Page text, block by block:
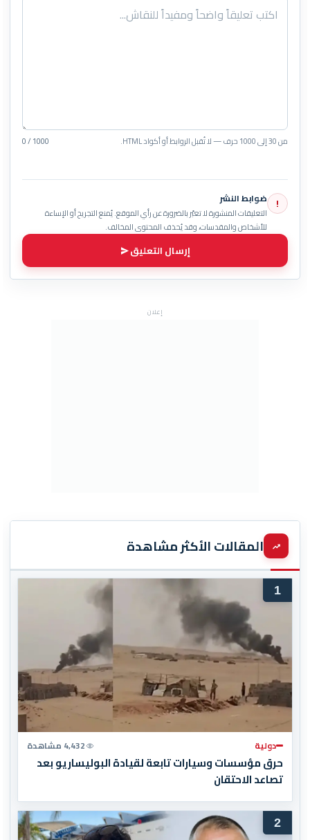
من 30 إلى 1000 حرف — لا تُقبل الروابط أو أكواد HTML. 0 / 1000
! ضوابط النشر
التعليقات المنشورة لا تعبّر بالضرورة عن رأي الموقع. يُمنع التجريح أو الإساءة
للأشخاص والمقدسات، وقد يُحذف المحتوى المخالف.
إرسال التعليق
إعلان
المقالات الأكثر مشاهدة
1
دولية 4,432 مشاهدة
حرق مؤسسات وسيارات تابعة لقيادة البوليساريو بعد
تصاعد الاحتقان
2